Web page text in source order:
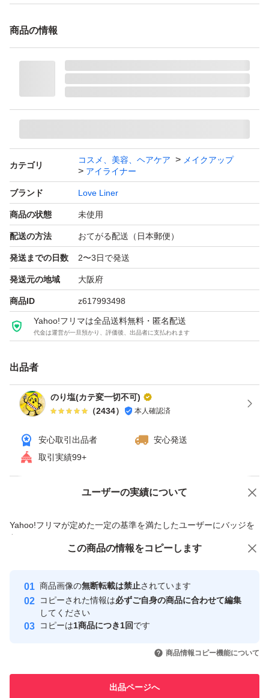
商品の情報
カテゴリ
コスメ、美容、ヘアケア
メイクアップ
アイライナー
ブランド Love Liner
商品の状態 未使用
配送の方法 おてがる配送（日本郵便）
発送までの日数 2〜3日で発送
発送元の地域 大阪府
商品ID z617993498
Yahoo!フリマは全品送料無料・匿名配送
代金は運営が一旦預かり、評価後、出品者に支払われます
出品者
のり塩(カテ変一切不可)
（2434） 本人確認済
安心取引出品者
安心発送
取引実績99+
ユーザーの実績について
Yahoo!フリマが定めた一定の基準を満たしたユーザーにバッジを
付与しています
安心取引出品者
心・安全なユーザーです
取引実績
引を完了させた実績があります
での取引実績があります
価格の相談 商品への質問
この商品の情報をコピーします
商品画像の無断転載は禁止されています
コピーされた情報は必ずご自身の商品に合わせて編集
してください
コピーは1商品につき1回です
商品情報コピー機能について
出品ページへ
この商品をみている人にオススメ